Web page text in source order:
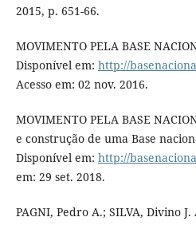
2015, p. 651-66.
MOVIMENTO PELA BASE
Disponível em: http://
Acesso em: 02 nov. 2016.
MOVIMENTO PELA BASE
e construção de uma Base
Disponível em: http://
em: 29 set. 2018.
PAGNI, Pedro A.; SILVA, Divino